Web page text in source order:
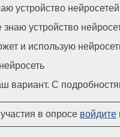
устройство
знаю устройство
и использую
вариант. С
в опросе войдите